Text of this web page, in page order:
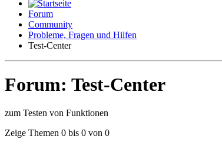
Forum
Community
Probleme, Fragen und Hilfen
Test-Center
Forum: Test-Center
zum Testen von Funktionen
Zeige Themen 0 bis 0 von 0